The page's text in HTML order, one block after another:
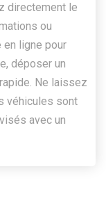
directement le
ou
ligne pour
déposer un
Ne laissez
véhicules sont
avec un